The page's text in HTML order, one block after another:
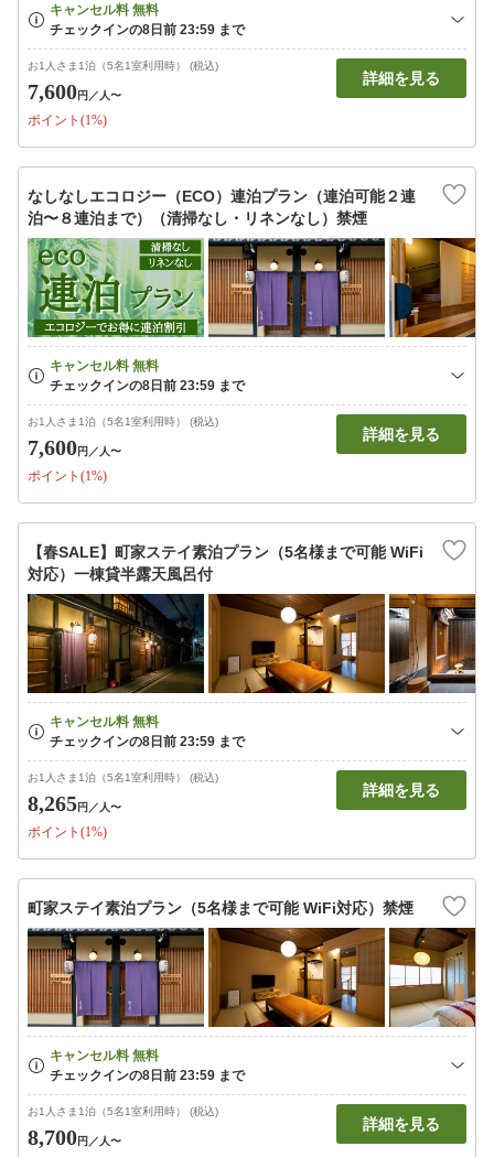
お1人さま1泊（5名1室利用時） (税込)
7,600円 ／人〜
ポイント(1%)
詳細を見る
なしなしエコロジー（ECO）連泊プラン（連泊可能２連
泊〜８連泊まで）（清掃なし・リネンなし）禁煙
お1人さま1泊（5名1室利用時） (税込)
7,600円 ／人〜
ポイント(1%)
詳細を見る
【春SALE】町家ステイ素泊プラン（5名様まで可能 WiFi
対応）一棟貸半露天風呂付
お1人さま1泊（5名1室利用時） (税込)
8,265円 ／人〜
ポイント(1%)
詳細を見る
町家ステイ素泊プラン（5名様まで可能 WiFi対応）禁煙
お1人さま1泊（5名1室利用時） (税込)
8,700円 ／人〜
詳細を見る